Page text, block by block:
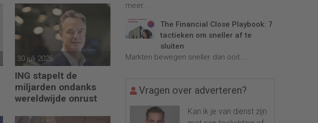
30 juli 2026
ING stapelt de
miljarden ondanks
wereldwijde onrust
meer...
The Financial Close Playbook: 7
tactieken om sneller af te
sluiten
Markten bewegen sneller dan ooit....
Vragen over adverteren?
Kan ik je van dienst zijn